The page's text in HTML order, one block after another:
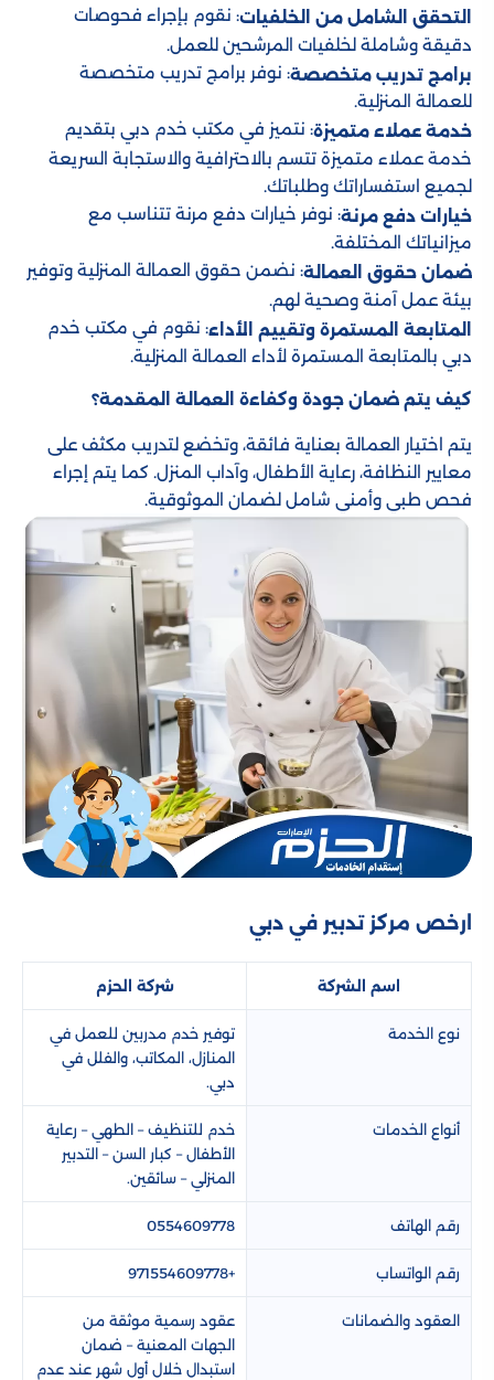
التحقق الشامل من الخلفيات: نقوم بإجراء فحوصات
دقيقة وشاملة لخلفيات المرشحين للعمل.
برامج تدريب متخصصة: نوفر برامج تدريب متخصصة
للعمالة المنزلية.
خدمة عملاء متميزة: نتميز في مكتب خدم دبي بتقديم
خدمة عملاء متميزة تتسم بالاحترافية والاستجابة السريعة
لجميع استفساراتك وطلباتك.
خيارات دفع مرنة: نوفر خيارات دفع مرنة تتناسب مع
ميزانياتك المختلفة.
ضمان حقوق العمالة: نضمن حقوق العمالة المنزلية وتوفير
بيئة عمل آمنة وصحية لهم.
المتابعة المستمرة وتقييم الأداء: نقوم في مكتب خدم
دبي بالمتابعة المستمرة لأداء العمالة المنزلية.
كيف يتم ضمان جودة وكفاءة العمالة المقدمة؟
يتم اختيار العمالة بعناية فائقة، وتخضع لتدريب مكثف على
معايير النظافة، رعاية الأطفال، وآداب المنزل. كما يتم إجراء
فحص طبي وأمني شامل لضمان الموثوقية.
ارخص مركز تدبير في دبي
اسم الشركة شركة الحزم
نوع الخدمة
توفير خدم مدربين للعمل في
المنازل، المكاتب، والفلل في
دبي.
أنواع الخدمات
خدم للتنظيف – الطهي – رعاية
الأطفال – كبار السن – التدبير
المنزلي – سائقين.
رقم الهاتف 0554609778
رقم الواتساب +971554609778
العقود والضمانات
عقود رسمية موثقة من
الجهات المعنية – ضمان
استبدال خلال أول شهر عند عدم